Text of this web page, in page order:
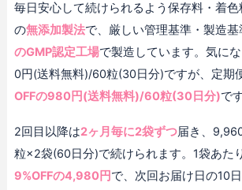
毎日安心して続けられるよう保存料・着
の無添加製法で、厳しい管理基準・製造基
のGMP認定工場で製造しています。気に
0円(送料無料)/60粒(30日分)ですが、定期
OFFの980円(送料無料)/60粒(30日分)で
2回目以降は2ヶ月毎に2袋ずつ届き、
粒×2袋(60日分)で続けられます。1袋あた
9%OFFの4,980円 で、次回お届け日の10